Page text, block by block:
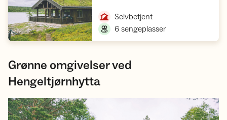
Selvbetjent,
6 sengeplasser,
Grønne omgivelser ved
Hengeltjørnhytta